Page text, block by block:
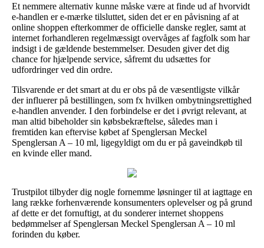
Et nemmere alternativ kunne måske være at finde ud af hvorvidt
e-handlen er e-mærke tilsluttet, siden det er en påvisning af at
online shoppen efterkommer de officielle danske regler, samt at
internet forhandleren regelmæssigt overvåges af fagfolk som har
indsigt i de gældende bestemmelser. Desuden giver det dig
chance for hjælpende service, såfremt du udsættes for
udfordringer ved din ordre.
Tilsvarende er det smart at du er obs på de væsentligste vilkår
der influerer på bestillingen, som fx hvilken ombytningsrettighed
e-handlen anvender. I den forbindelse er det i øvrigt relevant, at
man altid bibeholder sin købsbekræftelse, således man i
fremtiden kan eftervise købet af Spenglersan Meckel
Spenglersan A – 10 ml, ligegyldigt om du er på gaveindkøb til
en kvinde eller mand.
Trustpilot tilbyder dig nogle fornemme løsninger til at iagttage en
lang række forhenværende konsumenters oplevelser og på grund
af dette er det fornuftigt, at du sonderer internet shoppens
bedømmelser af Spenglersan Meckel Spenglersan A – 10 ml
forinden du køber.